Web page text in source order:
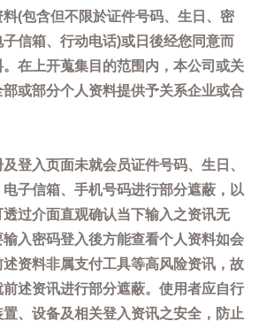
(包含但不限於证件号码、生日、密
信箱、行动电话)或日後经您同意而
在上开蒐集目的范围内，本公司或关
或部分个人资料提供予关系企业或合
登入页面未就会员证件号码、生日、
子信箱、手机号码进行部分遮蔽，以
过介面直观确认当下输入之资讯无
入密码登入後方能查看个人资料如会
资料非属支付工具等高风险资讯，故
述资讯进行部分遮蔽。使用者应自行
、设备及相关登入资讯之安全，防止